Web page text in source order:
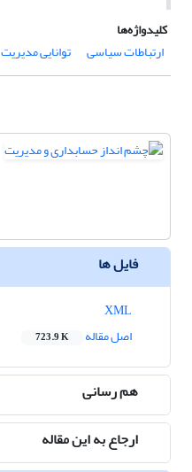
کلیدواژه‌ها
ارتباطات سیاسی
توانایی مدیریت
فایل ها
اصل مقاله
723.9 K
هم رسانی
ارجاع به این مقاله